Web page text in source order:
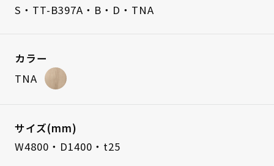
S・TT-B397A・B・D・TNA
カラー
TNA
サイズ(mm)
W4800・D1400・t25